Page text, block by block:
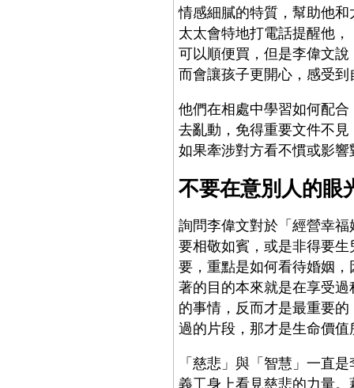
情感細膩的特質，幫助他
太太會特地打電話提醒他
可以順便買，但是李偉文
而會讓孩子更開心，感受
他們在相處中學習如何配
去亂動，免得重要文件不
如果牽涉對方看不慣或影
不要在意別人的眼
詢問李偉文對於「經營幸
要相敬如賓，或是非得要
要，重點是如何看待婚姻
著的目的本來就是在享受
的事情，反而才是最重要
過的片段，那才是生命價
「慈悲」與「智慧」一直
義工身上看見慈悲的力量